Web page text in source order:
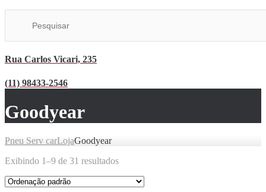
Rua Carlos Vicari, 235
(11) 98433-2546
Goodyear
Pneu Serv carLojaGoodyear
Exibindo 1–9 de 31 resultados